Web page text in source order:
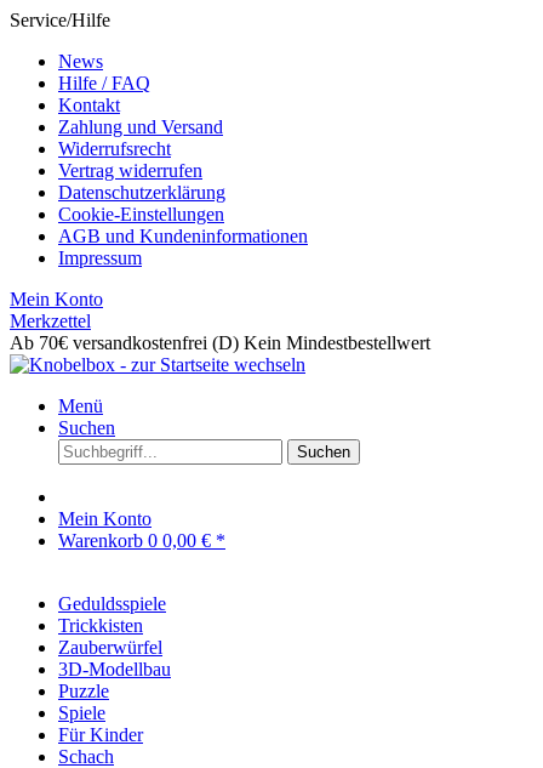
Service/Hilfe
News
Hilfe / FAQ
Kontakt
Zahlung und Versand
Widerrufsrecht
Vertrag widerrufen
Datenschutzerklärung
Cookie-Einstellungen
AGB und Kundeninformationen
Impressum
Mein Konto
Merkzettel
Ab 70€ versandkostenfrei (D) Kein Mindestbestellwert
Menü
Suchen
Suchen
Mein Konto
Warenkorb 0 0,00 € *
Geduldsspiele
Trickkisten
Zauberwürfel
3D-Modellbau
Puzzle
Spiele
Für Kinder
Schach